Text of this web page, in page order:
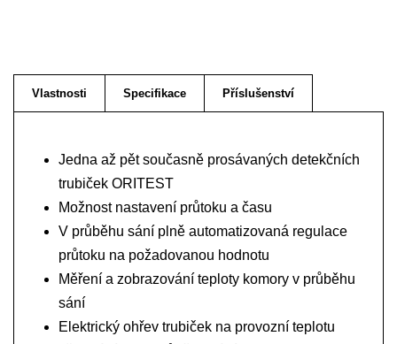
Vlastnosti Specifikace Příslušenství
Jedna až pět současně prosávaných detekčních
trubiček ORITEST
Možnost nastavení průtoku a času
V průběhu sání plně automatizovaná regulace
průtoku na požadovanou hodnotu
Měření a zobrazování teploty komory v průběhu
sání
Elektrický ohřev trubiček na provozní teplotu